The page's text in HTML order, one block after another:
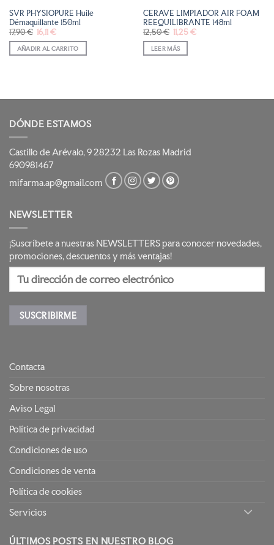
SVR PHYSIOPURE Huile
Démaquillante 150ml
17,90€ El
precio
original
era:
17,90 €.
16,11€El
actual
es:
16,11 €.
AÑADIR AL CARRITO
CERAVE LIMPIADOR AIR FOAM
REEQUILIBRANTE 148ml
12,50€ El
precio
original
era:
12,50 €.
11,25€El
LEER MÁS
DÓNDE ESTAMOS
Castillo de Arévalo, 9 28232 Las Rozas Madrid
690981467
mifarma.ap@gmail.com
NEWSLETTER
¡Suscríbete a nuestras NEWSLETTERS para conocer novedades,
promociones, descuentos y más ventajas!
Contacta
Sobre nosotras
Aviso Legal
Política de privacidad
Condiciones de uso
Condiciones de venta
Política de cookies
Servicios
ÚLTIMOS POSTS EN NUESTRO BLOG